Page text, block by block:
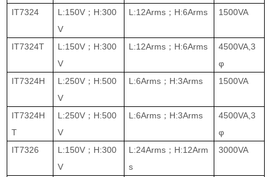
IT7324
L:150V ； H:300
V
L:12Arms ； H:6Arms 1500VA
IT7324T L:150V ； H:300
V
L:12Arms ； H:6Arms
4500VA,3
φ
IT7324H
L:250V ； H:500
V
L:6Arms ； H:3Arms 1500VA
IT7324H
T
L:250V ； H:500
V
L:6Arms ； H:3Arms
4500VA,3
φ
IT7326
L:150V ； H:300
V
L:24Arms ； H:12Arm
s
3000VA